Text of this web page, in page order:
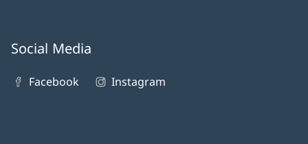
Social Media
Facebook Instagram